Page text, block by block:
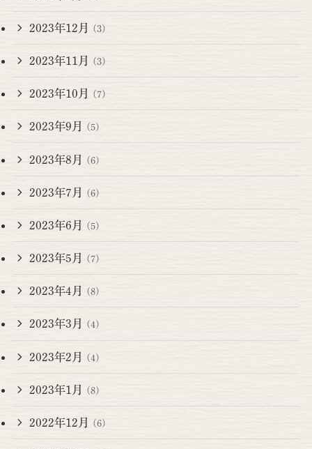
2023年12月 (3)
2023年11月 (3)
2023年10月 (7)
2023年9月 (5)
2023年8月 (6)
2023年7月 (6)
2023年6月 (5)
2023年5月 (7)
2023年4月 (8)
2023年3月 (4)
2023年2月 (4)
2023年1月 (8)
2022年12月 (6)